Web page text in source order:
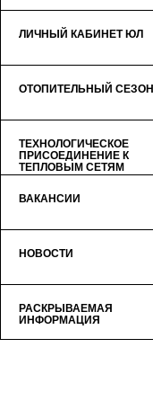
ЛИЧНЫЙ КАБИНЕТ ЮЛ
ОТОПИТЕЛЬНЫЙ СЕЗОН
ТЕХНОЛОГИЧЕСКОЕ
ПРИСОЕДИНЕНИЕ К
ТЕПЛОВЫМ СЕТЯМ
ВАКАНСИИ
НОВОСТИ
РАСКРЫВАЕМАЯ
ИНФОРМАЦИЯ